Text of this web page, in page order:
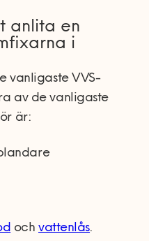
anlita en
i
vanligaste VVS-
av de vanligaste
är:
ochvattenlås.